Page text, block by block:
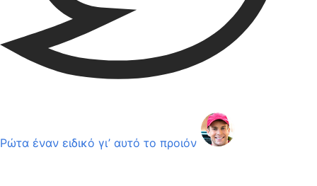
Ρώτα έναν ειδικό γι’ αυτό το προιόν